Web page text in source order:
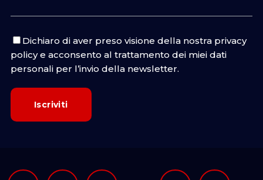
Dichiaro di aver preso visione della nostra privacy
policye acconsento al trattamento dei miei dati
personali per l’invio della newsletter.